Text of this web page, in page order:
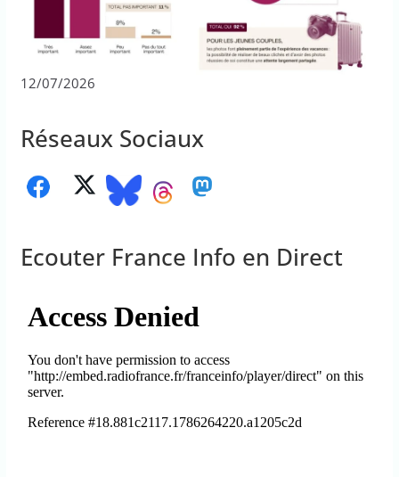
12/07/2026
Réseaux Sociaux
Ecouter France Info en Direct